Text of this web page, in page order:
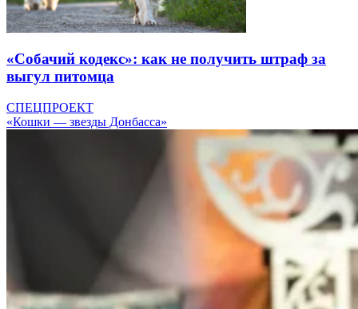
«Собачий кодекс»: как не получить штраф за
выгул питомца
СПЕЦПРОЕКТ
«Кошки — звезды Донбасса»